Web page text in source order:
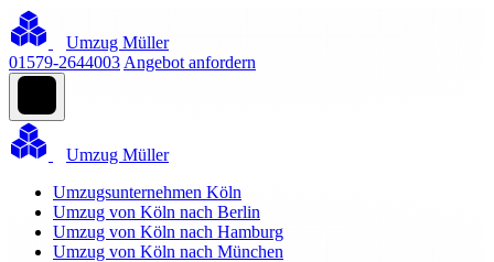
Umzug Müller
01579-2644003 Angebot anfordern
Umzug Müller
Umzugsunternehmen Köln
Umzug von Köln nach Berlin
Umzug von Köln nach Hamburg
Umzug von Köln nach München